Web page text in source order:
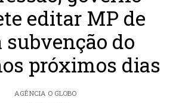
editar MP de
subvenção do
próximos dias
AGÊNCIA O GLOBO